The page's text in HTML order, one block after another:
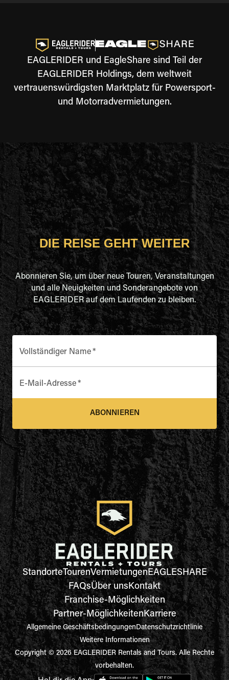
EAGLERIDER und EagleShare sind Teil der
EAGLERIDER Holdings, dem weltweit
vertrauenswürdigsten Marktplatz für Powersport-
und Motorradvermietungen.
DIE REISE GEHT WEITER
Abonnieren Sie, um über neue Touren, Veranstaltungen
und alle Neuigkeiten und Sonderangebote von
EAGLERIDER auf dem Laufenden zu bleiben.
Vollständiger Name*
E-Mail-Adresse*
ABONNIEREN
StandorteTourenVermietungenEAGLESHARE
FAQsÜber unsKontakt
Franchise-Möglichkeiten
Partner-MöglichkeitenKarriere
Allgemeine GeschäftsbedingungenDatenschutzrichtlinie
Weitere Informationen
Copyright © 2026 EAGLERIDER Rentals and Tours. Alle Rechte
vorbehalten.